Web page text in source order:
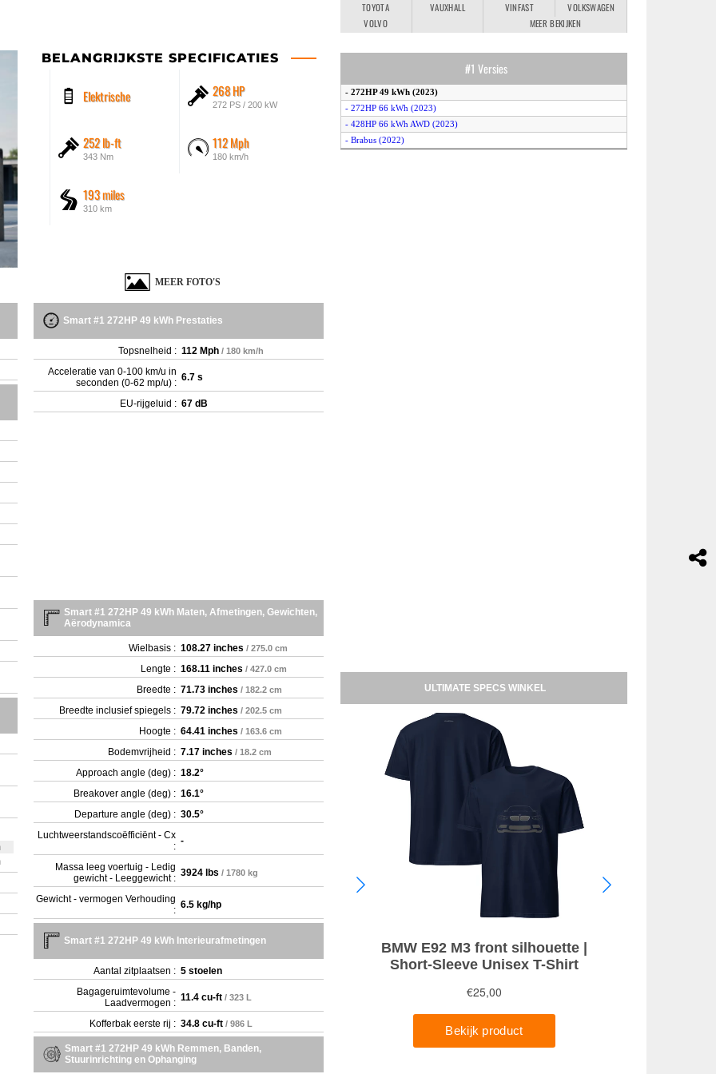
BELANGRIJKSTE SPECIFICATIES
Elektrische 268 HP
272 PS / 200 kW
252 lb-ft
343 Nm
112 Mph
180 km/h
193 miles
310 km
MEER FOTO'S
Smart #1 272HP 49 kWh Prestaties
Topsnelheid : 112 Mph / 180 km/h
Acceleratie van 0-100 km/u in
seconden (0-62 mp/u) : 6.7 s
EU-rijgeluid : 67 dB
Smart #1 272HP 49 kWh Maten, Afmetingen, Gewichten,
Aërodynamica
Wielbasis : 108.27 inches / 275.0 cm
Lengte : 168.11 inches / 427.0 cm
Breedte : 71.73 inches / 182.2 cm
Breedte inclusief spiegels : 79.72 inches / 202.5 cm
Hoogte : 64.41 inches / 163.6 cm
Bodemvrijheid : 7.17 inches / 18.2 cm
Approach angle (deg) : 18.2°
Breakover angle (deg) : 16.1°
Departure angle (deg) : 30.5°
Luchtweerstandscoëfficiënt - Cx
: -
Massa leeg voertuig - Ledig
gewicht - Leeggewicht : 3924 lbs / 1780 kg
Gewicht - vermogen Verhouding
: 6.5 kg/hp
Smart #1 272HP 49 kWh Interieurafmetingen
Aantal zitplaatsen : 5 stoelen
Bagageruimtevolume -
Laadvermogen : 11.4 cu-ft / 323 L
Kofferbak eerste rij : 34.8 cu-ft / 986 L
Smart #1 272HP 49 kWh Remmen, Banden,
Stuurinrichting en Ophanging
TOYOTA VAUXHALL VINFAST
VOLKSWAGEN
VOLVO
MEER BEKIJKEN
#1 Versies
- 272HP 49 kWh (2023)
- 272HP 66 kWh (2023)
- 428HP 66 kWh AWD (2023)
- Brabus (2022)
ULTIMATE SPECS WINKEL